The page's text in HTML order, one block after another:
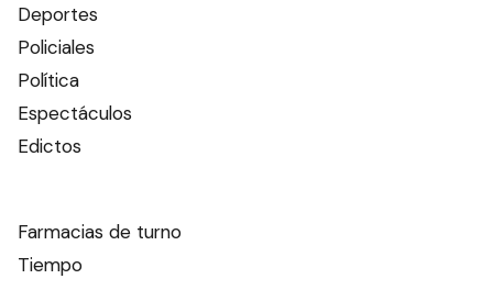
Deportes
Policiales
Política
Espectáculos
Edictos
Farmacias de turno
Tiempo